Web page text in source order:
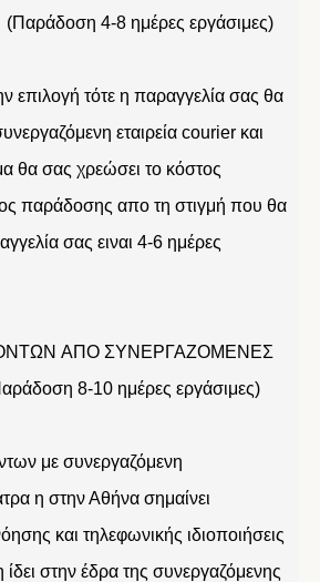
4-8 ημέρες εργάσιμες)
επιλογή τότε η παραγγελία σας θα
εταιρεία courier και
θα σας χρεώσει το κόστος
παράδοσης απο τη στιγμή που θα
σας ειναι 4-6 ημέρες
ΑΠΟ ΣΥΝΕΡΓΑΖΟΜΕΝΕΣ
8-10 ημέρες εργάσιμες)
με συνεργαζόμενη
η στην Αθήνα σημαίνει
και τηλεφωνικής ιδιοποιήσεις
ίδει στην έδρα της συνεργαζόμενης